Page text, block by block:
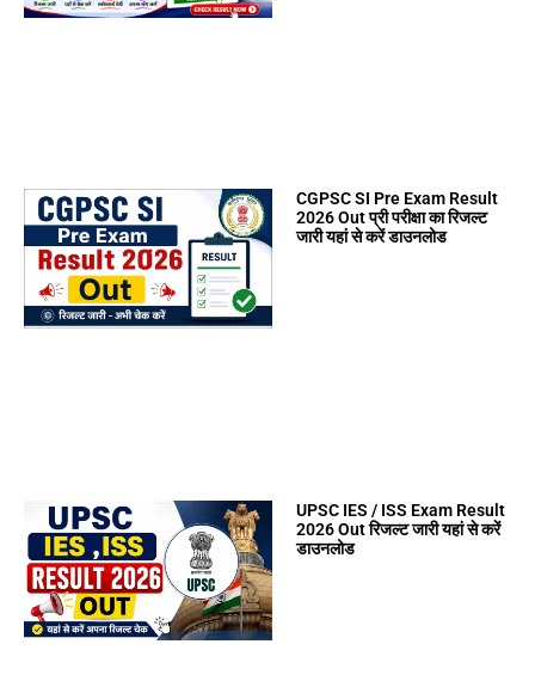
CGPSC SI Pre Exam Result
2026 Out प्री परीक्षा का रिजल्ट
जारी यहां से करें डाउनलोड
UPSC IES / ISS Exam Result
2026 Out रिजल्ट जारी यहां से करें
डाउनलोड